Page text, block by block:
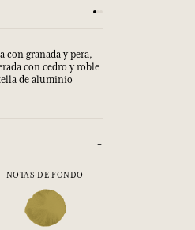
con granada y pera,
con cedro y roble
de aluminio
NOTAS DE FONDO